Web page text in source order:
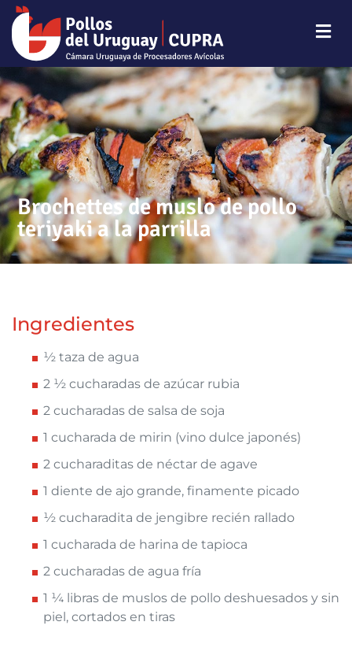
Brochettes de muslo de pollo
teriyaki a la parrilla
Ingredientes
½ taza de agua
2 ½ cucharadas de azúcar rubia
2 cucharadas de salsa de soja
1 cucharada de mirin (vino dulce japonés)
2 cucharaditas de néctar de agave
1 diente de ajo grande, finamente picado
½ cucharadita de jengibre recién rallado
1 cucharada de harina de tapioca
2 cucharadas de agua fría
1 ¼ libras de muslos de pollo deshuesados y sin
piel, cortados en tiras